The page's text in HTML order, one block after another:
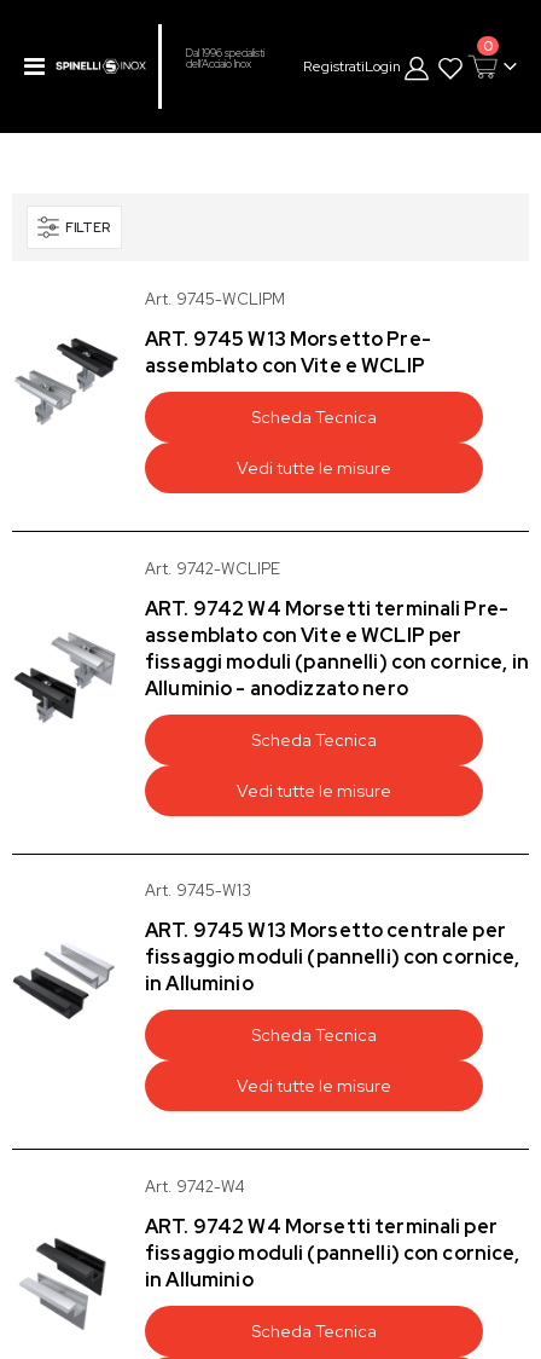
Toggle
Dal 1996 specialisti
dell’Acciaio Inox RegistratiLogin
Cart
0
FILTER
Art. 9745-WCLIPM
ART. 9745 W13 Morsetto Pre-
assemblato con Vite e WCLIP
Scheda Tecnica
Vedi tutte le misure
Art. 9742-WCLIPE
ART. 9742 W4 Morsetti terminali Pre-
assemblato con Vite e WCLIP per
fissaggi moduli (pannelli) con cornice, in
Alluminio - anodizzato nero
Scheda Tecnica
Vedi tutte le misure
Art. 9745-W13
ART. 9745 W13 Morsetto centrale per
fissaggio moduli (pannelli) con cornice,
in Alluminio
Scheda Tecnica
Vedi tutte le misure
Art. 9742-W4
ART. 9742 W4 Morsetti terminali per
fissaggio moduli (pannelli) con cornice,
in Alluminio
Scheda Tecnica